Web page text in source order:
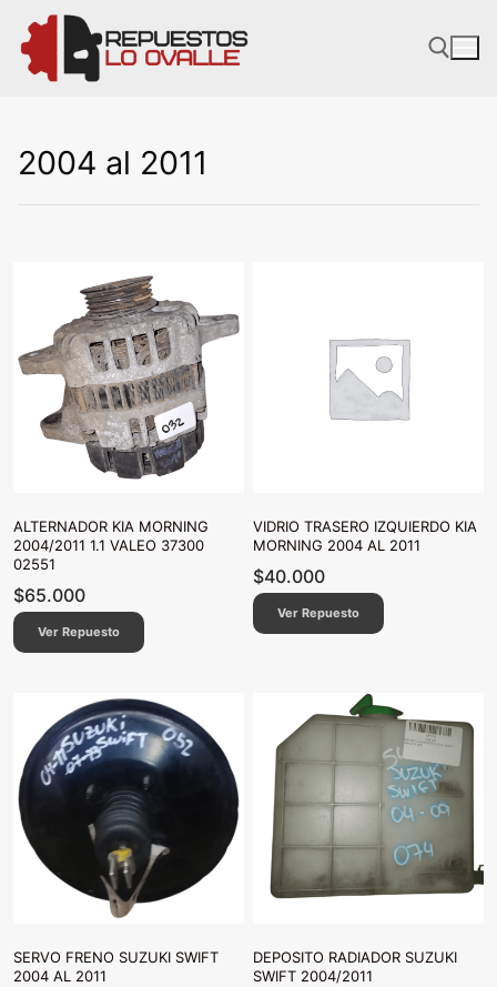
contenido
2004 al 2011
ALTERNADOR KIA MORNING
2004/2011 1.1 VALEO 37300
02551
$65.000
Ver Repuesto
VIDRIO TRASERO IZQUIERDO KIA
MORNING 2004 AL 2011
$40.000
Ver Repuesto
SERVO FRENO SUZUKI SWIFT
2004 AL 2011
DEPOSITO RADIADOR SUZUKI
SWIFT 2004/2011